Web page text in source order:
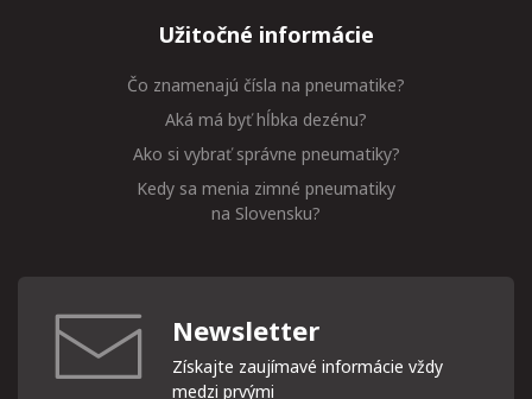
Užitočné informácie
Čo znamenajú čísla na pneumatike?
Aká má byť hĺbka dezénu?
Ako si vybrať správne pneumatiky?
Kedy sa menia zimné pneumatiky
na Slovensku?
Newsletter
Získajte zaujímavé informácie vždy
medzi prvými